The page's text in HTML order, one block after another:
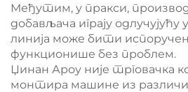
Међутим, у пракси,
добављача играју одлучујућу
линија може бити
функционише без проблем.
Џинан Ароу није трговачка
монтира машине из